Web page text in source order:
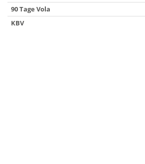
90 Tage Vola
KBV